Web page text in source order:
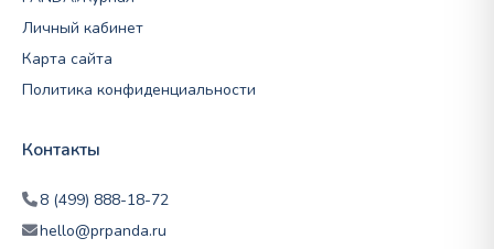
Личный кабинет
Карта сайта
Политика конфиденциальности
Контакты
8 (499) 888-18-72
hello@prpanda.ru